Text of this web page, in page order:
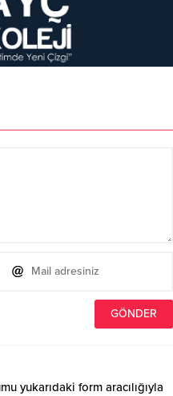
yukarıdaki form aracılığıyla